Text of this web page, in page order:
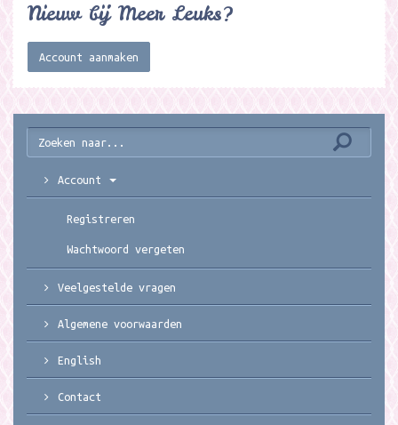
Nieuw bij Meer Leuks?
Account aanmaken
Account
Registreren
Wachtwoord vergeten
Veelgestelde vragen
Algemene voorwaarden
English
Contact